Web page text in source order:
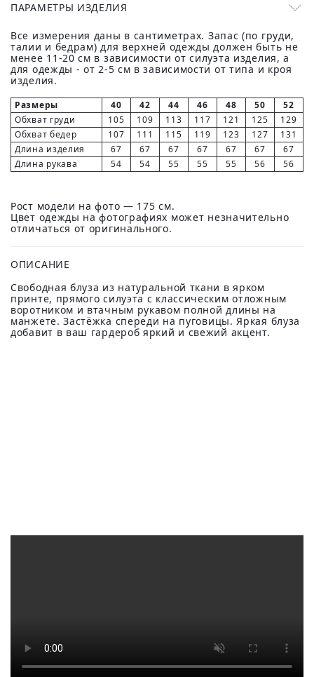
ПАРАМЕТРЫ ИЗДЕЛИЯ
Все измерения даны в сантиметрах. Запас (по груди,
талии и бедрам) для верхней одежды должен быть не
менее 11-20 см в зависимости от силуэта изделия, а
для одежды - от 2-5 см в зависимости от типа и кроя
изделия.
Размеры 40 42 44 46 48 50
52
Обхват груди
105 109 113 117 121 125
129
Обхват бедер
107 111 115 119 123 127
131
Длина изделия
67 67 67 67 67 67
67
Длина рукава
54 54 55 55 55 56 56
Рост модели на фото — 175 см.
Цвет одежды на фотографиях может незначительно
отличаться от оригинального.
ОПИСАНИЕ
Свободная блуза из натуральной ткани в ярком
принте, прямого силуэта с классическим отложным
воротником и втачным рукавом полной длины на
манжете. Застёжка спереди на пуговицы. Яркая блуза
добавит в ваш гардероб яркий и свежий акцент.